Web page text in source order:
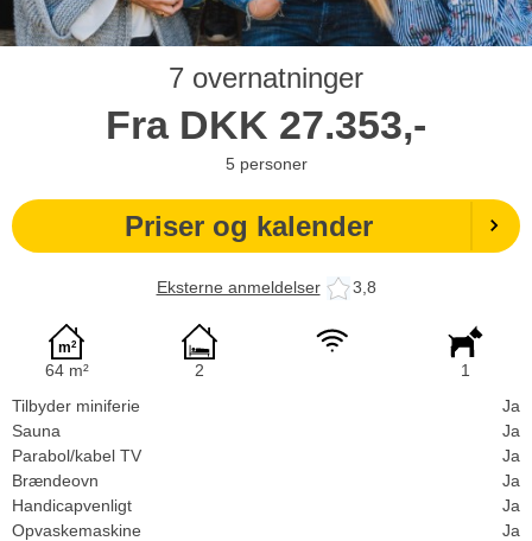
7 overnatninger
Fra DKK 27.353,-
5 personer
Priser og kalender
Eksterne anmeldelser 3,8
64 m² 2
1
Tilbyder miniferie
Ja
Sauna
Ja
Parabol/kabel TV
Ja
Brændeovn
Ja
Handicapvenligt
Ja
Opvaskemaskine
Ja